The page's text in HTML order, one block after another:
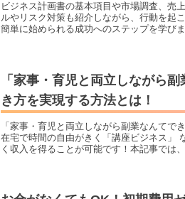
ビジネス計画書の基本項目や市場調査、売
ルやリスク対策も紹介しながら、行動を起
簡単に始められる成功へのステップを学び
「家事・育児と両立しながら
き方を実現する方法とは！
「家事・育児と両立しながら副業なんてで
在宅で時間の自由がきく「講座ビジネス」
く収入を得ることが可能です！本記事では
めるための具体的なステップを紹介！